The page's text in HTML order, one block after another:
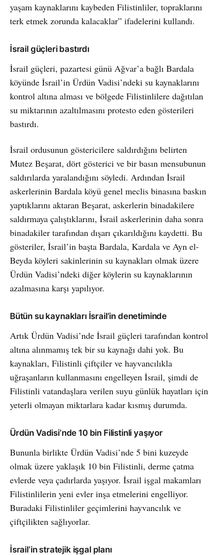
yaşam kaynaklarını kaybeden Filistinliler, topraklarını
terk etmek zorunda kalacaklar” ifadelerini kullandı.
İsrail güçleri bastırdı
İsrail güçleri, pazartesi günü Ağvar’a bağlı Bardala
köyünde İsrail’in Ürdün Vadisi’ndeki su kaynaklarını
kontrol altına alması ve bölgede Filistinlilere dağıtılan
su miktarının azaltılmasını protesto eden gösterileri
bastırdı.
İsrail ordusunun göstericilere saldırdığını belirten
Mutez Beşarat, dört gösterici ve bir basın mensubunun
saldırılarda yaralandığını söyledi. Ardından İsrail
askerlerinin Bardala köyü genel meclis binasına baskın
yaptıklarını aktaran Beşarat, askerlerin binadakilere
saldırmaya çalıştıklarını, İsrail askerlerinin daha sonra
binadakiler tarafından dışarı çıkarıldığını kaydetti. Bu
gösteriler, İsrail’in başta Bardala, Kardala ve Ayn el-
Beyda köyleri sakinlerinin su kaynakları olmak üzere
Ürdün Vadisi’ndeki diğer köylerin su kaynaklarının
azalmasına karşı yapılıyor.
Bütün su kaynakları İsrail’in denetiminde
Artık Ürdün Vadisi’nde İsrail güçleri tarafından kontrol
altına alınmamış tek bir su kaynağı dahi yok. Bu
kaynakları, Filistinli çiftçiler ve hayvancılıkla
uğraşanların kullanmasını engelleyen İsrail, şimdi de
Filistinli vatandaşlara verilen suyu günlük hayatları için
yeterli olmayan miktarlara kadar kısmış durumda.
Ürdün Vadisi’nde 10 bin Filistinli yaşıyor
Bununla birlikte Ürdün Vadisi’nde 5 bini kuzeyde
olmak üzere yaklaşık 10 bin Filistinli, derme çatma
evlerde veya çadırlarda yaşıyor. İsrail işgal makamları
Filistinlilerin yeni evler inşa etmelerini engelliyor.
Buradaki Filistinliler geçimlerini hayvancılık ve
çiftçilikten sağlıyorlar.
İsrail’in stratejik işgal planı